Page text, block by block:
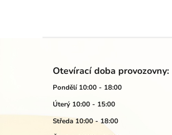
Otevírací doba provozovny:
Pondělí 10:00 - 18:00
Úterý 10:00 - 15:00
Středa 10:00 - 18:00